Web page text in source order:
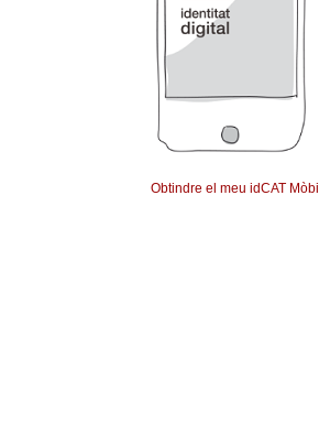
Obtindre el meu idCAT Mòbil